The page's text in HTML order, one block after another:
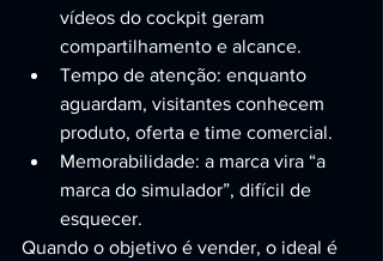
vídeos do cockpit geram
compartilhamento e alcance.
Tempo de atenção: enquanto
aguardam, visitantes conhecem
produto, oferta e time comercial.
Memorabilidade: a marca vira “a
marca do simulador”, difícil de
esquecer.
Quando o objetivo é vender, o ideal é